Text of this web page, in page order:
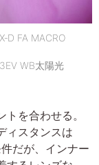
FA MACRO
WB太陽光
を合わせる。
ィスタンスは
だが、インナー